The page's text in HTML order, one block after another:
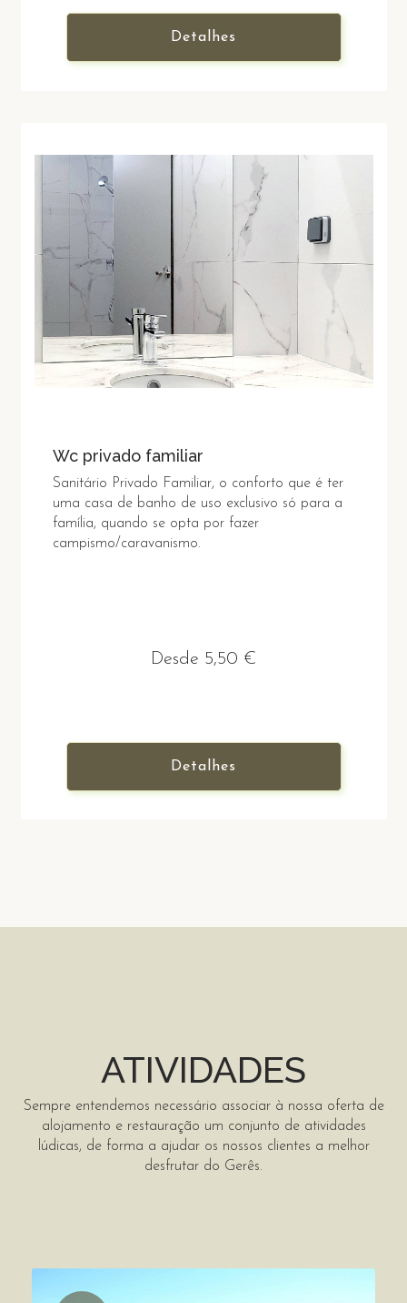
Detalhes
Wc privado familiar
Sanitário Privado Familiar, o conforto que é ter
uma casa de banho de uso exclusivo só para a
família, quando se opta por fazer
campismo/caravanismo.
Desde 5,50 €
Detalhes
ATIVIDADES
Sempre entendemos necessário associar à nossa oferta de
alojamento e restauração um conjunto de atividades
lúdicas, de forma a ajudar os nossos clientes a melhor
desfrutar do Gerês.